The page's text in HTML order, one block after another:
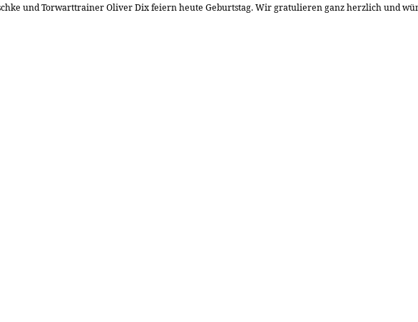
und Torwarttrainer Oliver Dix feiern heute Geburtstag. Wir gratulieren ganz herzlich und